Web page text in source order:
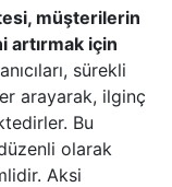
müşterilerin
artırmak için
sürekli
arayarak, ilginç
Bu
olarak
Aksi